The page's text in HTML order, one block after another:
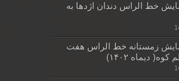
خط الراس دندان اژدها به
زمستانه خط الراس هفت
دیماه ۱۴۰۲)